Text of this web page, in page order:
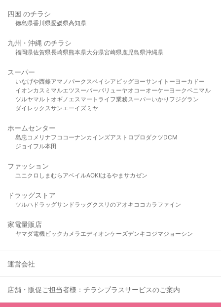
四国 のチラシ
徳島県香川県愛媛県高知県
九州・沖縄 のチラシ
福岡県佐賀県長崎県熊本県大分県宮崎県鹿児島県沖縄県
スーパー
いなげや西條アマノパークスベイシア ビッグヨーサンイトーヨーカドー
イオンカスミ マルエツスーパーバリューヤオコーオーケー ヨークベニマル
ツルヤマルト オギノ エスマート ライフ業務スーパーいかり フジグラン
ダイレックスサンエーイズミヤ
ホームセンター
島忠 コメリ ナフコ コーナンカインズアストロプロダクツDCM
ジョイフル本田
ファッション
ユニクロ しまむら アベイルAOKIはるやま サカゼン
ドラッグストア
ツルハドラッグサンドラッグクスリのアオキ ココカラファイン
家電量販店
ヤマダ電機ビックカメラ エディオンケーズデンキ コジマジョーシン
運営会社
店舗・販促ご担当者様：チラシプラスサービスのご案内